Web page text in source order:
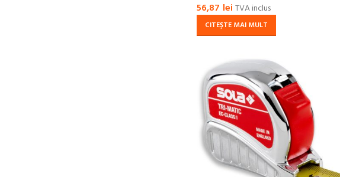
56,87 lei TVA inclus
CITEȘTE MAI MULT